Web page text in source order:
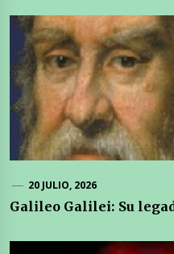
20 JULIO, 2026
Galileo Galilei: Su